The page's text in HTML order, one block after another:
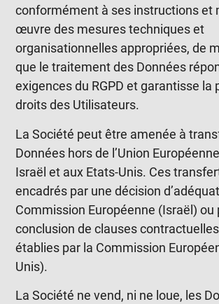
conformément à ses instructions et
œuvre des mesures techniques et
organisationnelles appropriées, de
que le traitement des Données
exigences du RGPD et garantisse la
droits des Utilisateurs.
La Société peut être amenée à
Données hors de l’Union
Israël et aux Etats-Unis. Ces
encadrés par une décision
Commission Européenne (Israël) ou
conclusion de clauses
établies par la Commission
Unis).
La Société ne vend, ni ne loue, les